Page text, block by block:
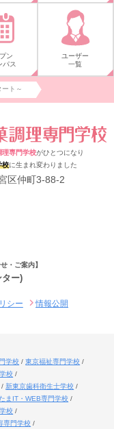
ン
パス
ユーザー
一覧
ト～
理専門学校がひとつになり
校に生まれ変わりました
区仲町3-88-2
・ご案内】
ター)
シー 情報公開
学校
東京福祉専門学校
校
新東京歯科衛生士学校
まIT・WEB専門学校
校
専門学校